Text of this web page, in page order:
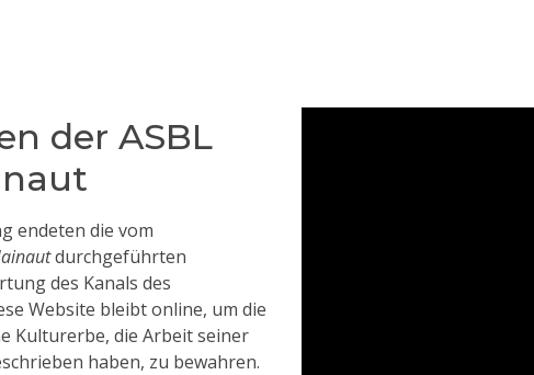
der ASBL
endeten die vom
durchgeführten
des Kanals des
Website bleibt online, um die
Kulturerbe, die Arbeit seiner
haben, zu bewahren.